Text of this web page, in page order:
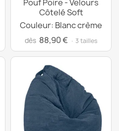
Pouf Poire - Velours
Côtelé Soft
Couleur: Blanc crème
dès 88,90 € · 3 tailles